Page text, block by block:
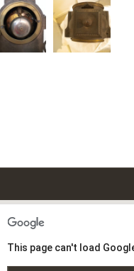
This page can't load